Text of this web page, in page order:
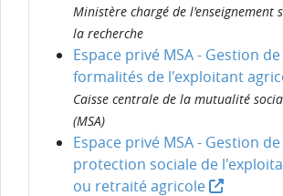
Ministère chargé de l'enseignement
la recherche
Espace privé MSA - Gestion
formalités de l'exploitant
Caisse centrale de la mutualité
(MSA)
Espace privé MSA - Gestion de
protection sociale de
ou retraité agricole